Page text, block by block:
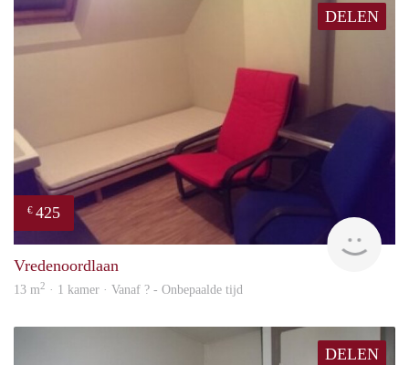
DELEN
€ 425
Vredenoordlaan
13 m2 · 1 kamer · Vanaf ? - Onbepaalde tijd
DELEN